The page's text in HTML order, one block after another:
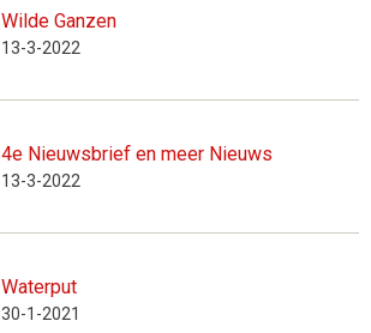
Wilde Ganzen
13-3-2022
4e Nieuwsbrief en meer Nieuws
13-3-2022
Waterput
30-1-2021